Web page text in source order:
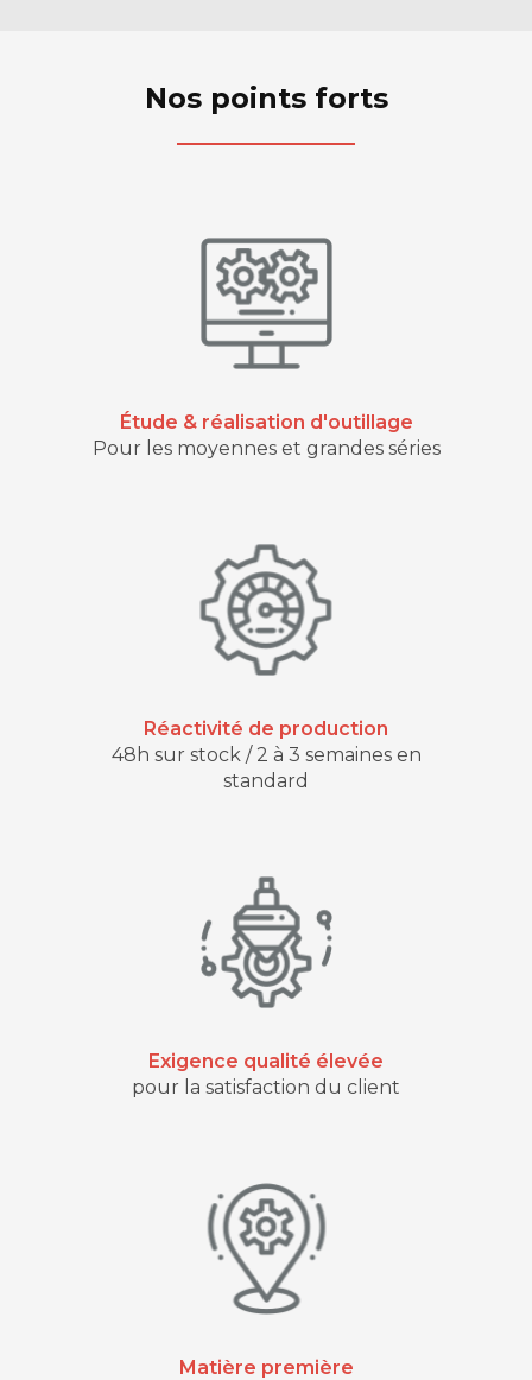
Nos points forts
Étude & réalisation d'outillage
Pour les moyennes et grandes séries
Réactivité de production
48h sur stock / 2 à 3 semaines en
standard
Exigence qualité élevée
pour la satisfaction du client
Matière première